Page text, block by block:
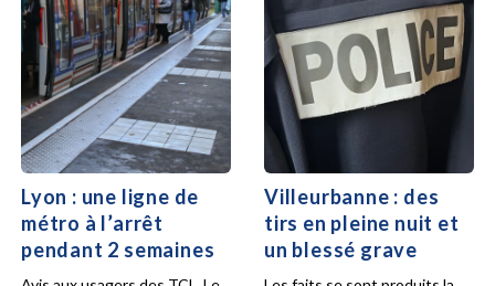
Lyon : une ligne de
métro à l’arrêt
pendant 2 semaines
Villeurbanne : des
tirs en pleine nuit et
un blessé grave